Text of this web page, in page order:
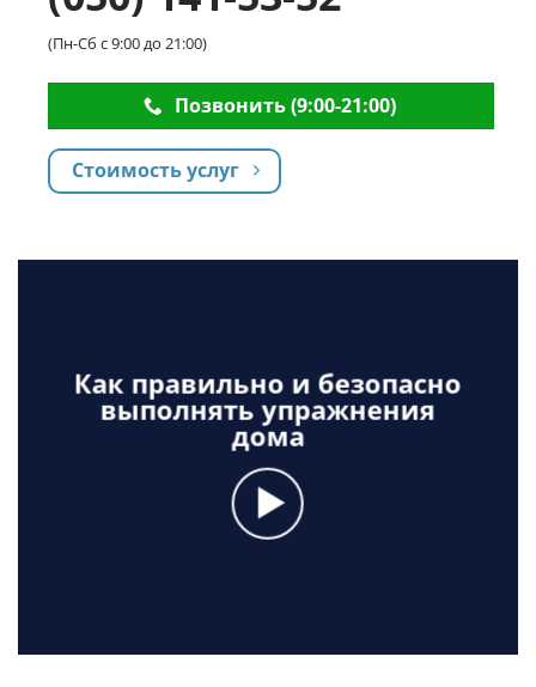
(Пн-Сб с 9:00 до 21:00)
Позвонить (9:00-21:00)
Стоимость услуг
Как правильно и безопасно
выполнять упражнения
дома